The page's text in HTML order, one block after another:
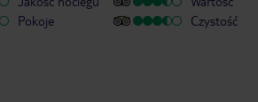
Pokoje
Czystość